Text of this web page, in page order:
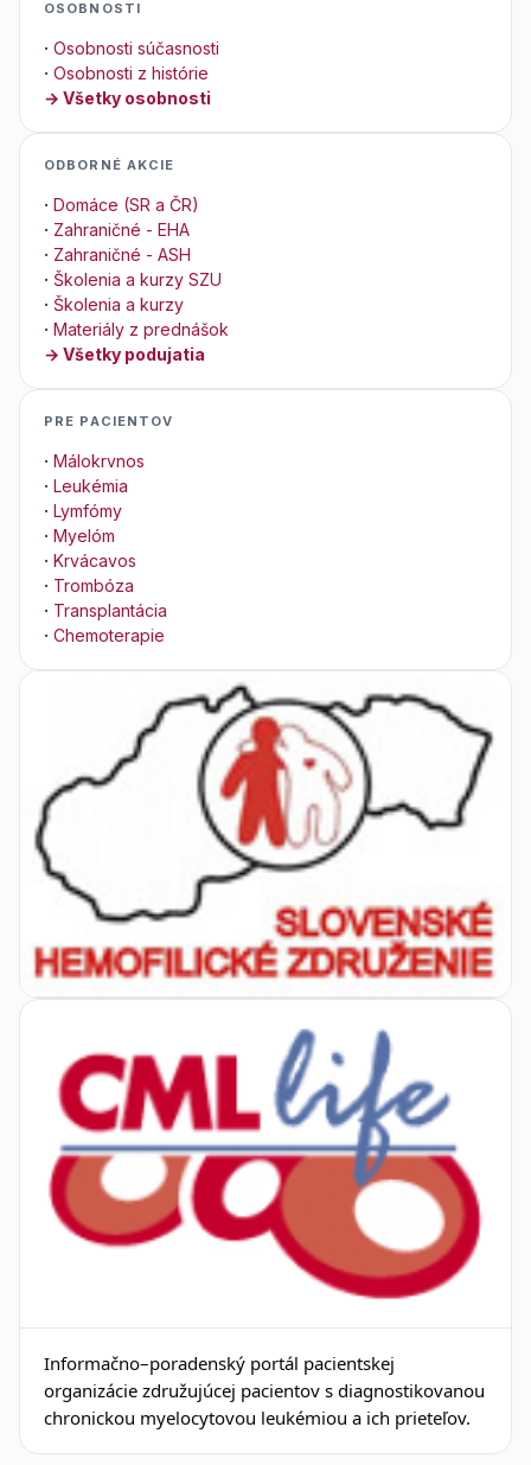
OSOBNOSTI
· Osobnosti súčasnosti
· Osobnosti z histórie
→ Všetky osobnosti
ODBORNÉ AKCIE
· Domáce (SR a ČR)
· Zahraničné - EHA
· Zahraničné - ASH
· Školenia a kurzy SZU
· Školenia a kurzy
· Materiály z prednášok
→ Všetky podujatia
PRE PACIENTOV
· Málokrvnos
· Leukémia
· Lymfómy
· Myelóm
· Krvácavos
· Trombóza
· Transplantácia
· Chemoterapie
Informačno–poradenský portál pacientskej
organizácie združujúcej pacientov s diagnostikovanou
chronickou myelocytovou leukémiou a ich prieteľov.